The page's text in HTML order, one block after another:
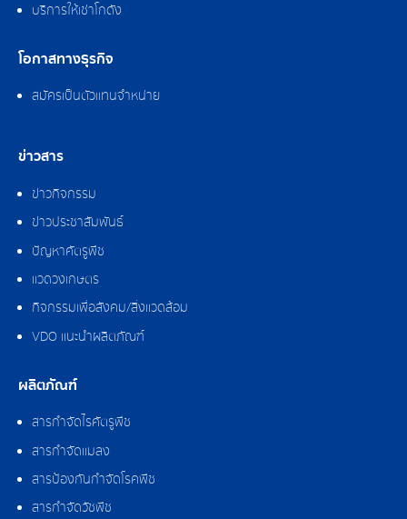
บริการให้เช่าโกดัง
โอกาสทางธุรกิจ
สมัครเป็นตัวแทนจำหน่าย
ข่าวสาร
ข่าวกิจกรรม
ข่าวประชาสัมพันธ์
ปัญหาศัตรูพืช
แวดวงเกษตร
กิจกรรมเพื่อสังคม/สิ่งแวดล้อม
VDO แนะนำผลิตภัณฑ์
ผลิตภัณฑ์
สารกำจัดไรศัตรูพืช
สารกำจัดแมลง
สารป้องกันกำจัดโรคพืช
สารกำจัดวัชพืช